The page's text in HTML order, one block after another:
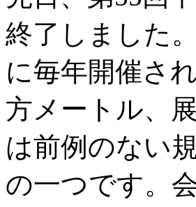
終了しました
に毎年開催さ
方メートル、
は前例のない
の一つです。